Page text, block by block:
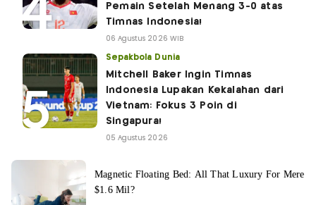
Pemain Setelah Menang 3-0 atas
Timnas Indonesia!
06 Agustus 2026 WIB
Sepakbola Dunia
Mitchell Baker Ingin Timnas
Indonesia Lupakan Kekalahan dari
Vietnam: Fokus 3 Poin di
Singapura!
05 Agustus 2026